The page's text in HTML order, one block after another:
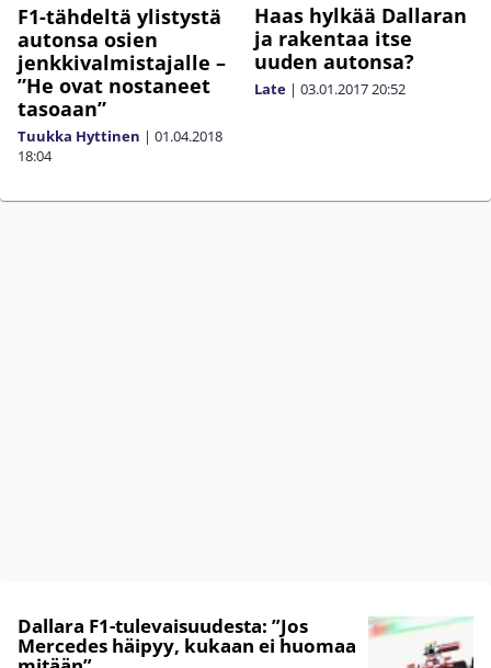
F1-tähdeltä ylistystä
autonsa osien
jenkkivalmistajalle –
”He ovat nostaneet
tasoaan”
Tuukka Hyttinen | 01.04.2018
18:04
Haas hylkää Dallaran
ja rakentaa itse
uuden autonsa?
Late | 03.01.201720:52
Dallara F1-tulevaisuudesta: ”Jos
Mercedes häipyy, kukaan ei huomaa